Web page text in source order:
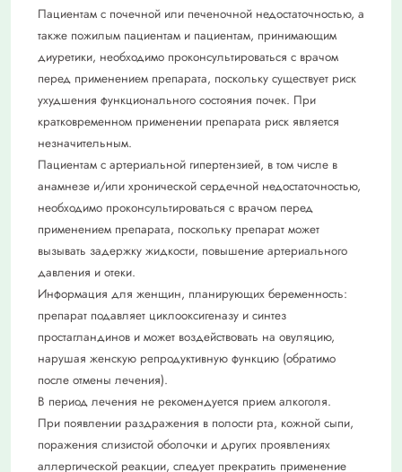
Пациентам с почечной или печеночной недостаточностью, а
также пожилым пациентам и пациентам, принимающим
диуретики, необходимо проконсультироваться с врачом
перед применением препарата, поскольку существует риск
ухудшения функционального состояния почек. При
кратковременном применении препарата риск является
незначительным.
Пациентам с артериальной гипертензией, в том числе в
анамнезе и/или хронической сердечной недостаточностью,
необходимо проконсультироваться с врачом перед
применением препарата, поскольку препарат может
вызывать задержку жидкости, повышение артериального
давления и отеки.
Информация для женщин, планирующих беременность:
препарат подавляет циклооксигеназу и синтез
простагландинов и может воздействовать на овуляцию,
нарушая женскую репродуктивную функцию (обратимо
после отмены лечения).
В период лечения не рекомендуется прием алкоголя.
При появлении раздражения в полости рта, кожной сыпи,
поражения слизистой оболочки и других проявлениях
аллергической реакции, следует прекратить применение